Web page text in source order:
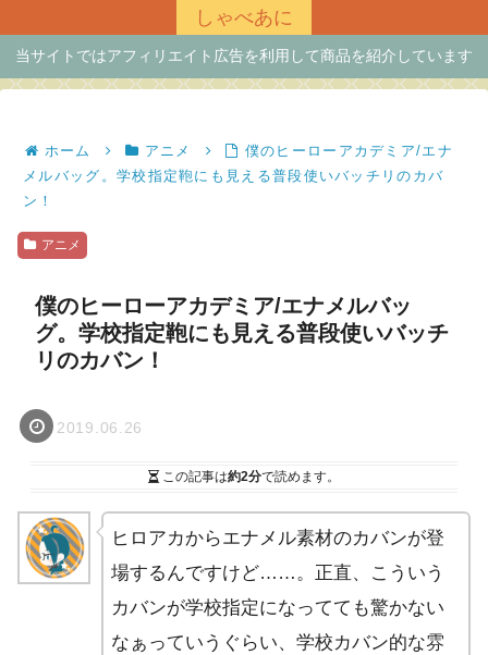
しゃべあに
当サイトではアフィリエイト広告を利用して商品を紹介しています
ホーム アニメ
僕のヒーローアカデミア/エナ
メルバッグ。学校指定鞄にも見える普段使いバッチリのカバ
ン！
アニメ
僕のヒーローアカデミア/エナメルバッ
グ。学校指定鞄にも見える普段使いバッチ
リのカバン！
2019.06.26
この記事は約2分で読めます。
ヒロアカからエナメル素材のカバンが登
場するんですけど……。正直、こういう
カバンが学校指定になってても驚かない
なぁっていうぐらい、学校カバン的な雰